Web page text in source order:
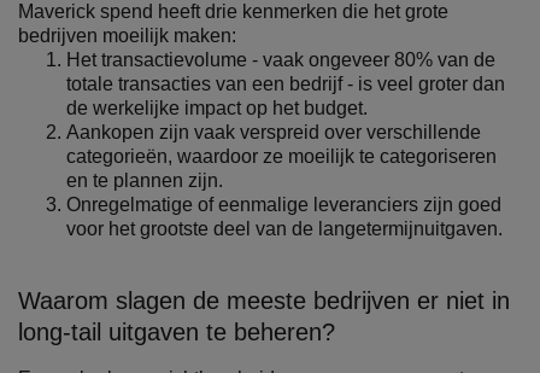
Maverick spend heeft drie kenmerken die het grote
bedrijven moeilijk maken:
Het transactievolume - vaak ongeveer 80% van de
totale transacties van een bedrijf - is veel groter dan
de werkelijke impact op het budget.
Aankopen zijn vaak verspreid over verschillende
categorieën, waardoor ze moeilijk te categoriseren
en te plannen zijn.
Onregelmatige of eenmalige leveranciers zijn goed
voor het grootste deel van de langetermijnuitgaven.
Waarom slagen de meeste bedrijven er niet in
long-tail uitgaven te beheren?